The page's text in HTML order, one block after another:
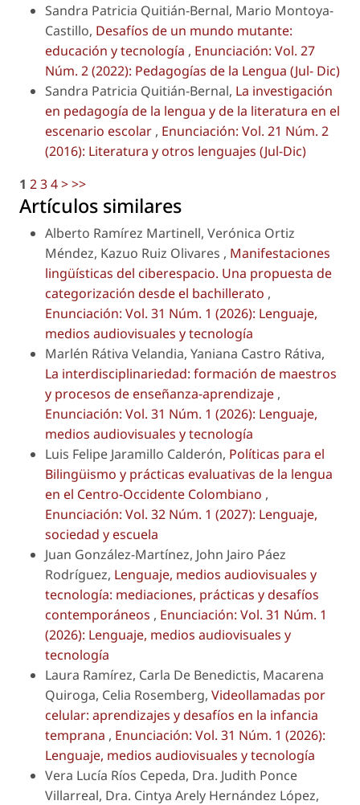
Sandra Patricia Quitián-Bernal, Mario Montoya-
Castillo, Desafíos de un mundo mutante:
educación y tecnología , Enunciación: Vol. 27
Núm. 2 (2022): Pedagogías de la Lengua (Jul- Dic)
Sandra Patricia Quitián-Bernal, La investigación
en pedagogía de la lengua y de la literatura en el
escenario escolar , Enunciación: Vol. 21 Núm. 2
(2016): Literatura y otros lenguajes (Jul-Dic)
1 234>>>
Artículos similares
Alberto Ramírez Martinell, Verónica Ortiz
Méndez, Kazuo Ruiz Olivares , Manifestaciones
lingüísticas del ciberespacio. Una propuesta de
categorización desde el bachillerato ,
Enunciación: Vol. 31 Núm. 1 (2026): Lenguaje,
medios audiovisuales y tecnología
Marlén Rátiva Velandia, Yaniana Castro Rátiva,
La interdisciplinariedad: formación de maestros
y procesos de enseñanza-aprendizaje ,
Enunciación: Vol. 31 Núm. 1 (2026): Lenguaje,
medios audiovisuales y tecnología
Luis Felipe Jaramillo Calderón, Políticas para el
Bilingüismo y prácticas evaluativas de la lengua
en el Centro-Occidente Colombiano ,
Enunciación: Vol. 32 Núm. 1 (2027): Lenguaje,
sociedad y escuela
Juan González-Martínez, John Jairo Páez
Rodríguez, Lenguaje, medios audiovisuales y
tecnología: mediaciones, prácticas y desafíos
contemporáneos , Enunciación: Vol. 31 Núm. 1
(2026): Lenguaje, medios audiovisuales y
tecnología
Laura Ramírez, Carla De Benedictis, Macarena
Quiroga, Celia Rosemberg, Videollamadas por
celular: aprendizajes y desafíos en la infancia
temprana , Enunciación: Vol. 31 Núm. 1 (2026):
Lenguaje, medios audiovisuales y tecnología
Vera Lucía Ríos Cepeda, Dra. Judith Ponce
Villarreal, Dra. Cintya Arely Hernández López,